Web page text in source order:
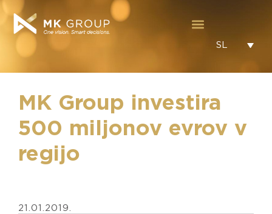
SL
MK Group investira
500 miljonov evrov v
regijo
21.01.2019.